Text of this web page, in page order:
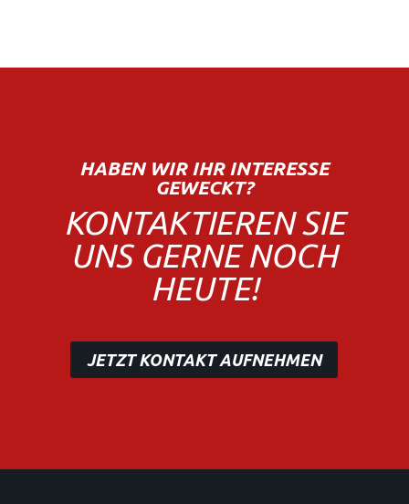
HABEN WIR IHR INTERESSE
GEWECKT?
KONTAKTIEREN SIE
UNS GERNE NOCH
HEUTE!
JETZT KONTAKT AUFNEHMEN